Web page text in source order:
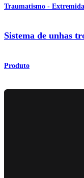
Traumatismo -
Sistema de unhas
Produto